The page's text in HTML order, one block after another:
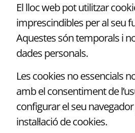
El lloc web pot utilitzar
imprescindibles per al seu
Aquestes són temporals i
dades personals.
Les cookies no essencials
amb el consentiment de
configurar el seu
instal·lació de cookies.